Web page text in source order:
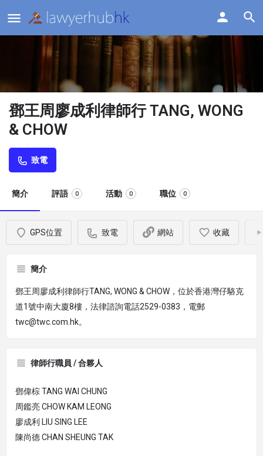
鄧王周廖成利律師行 TANG, WONG
& CHOW
致電
簡介 評語 0 活動 0 職位 0
GPS位置 致電 網站 收藏
簡介
鄧王周廖成利律師行TANG, WONG & CHOW，位於香港灣仔駱克
道1號中南大廈8樓，法律諮詢電話2529-0383，電郵
twc@twc.com.hk。
律師行職員 / 合夥人
鄧偉棕 TANG WAI CHUNG
周鑑亮 CHOW KAM LEONG
廖成利 LIU SING LEE
陳尚德 CHAN SHEUNG TAK